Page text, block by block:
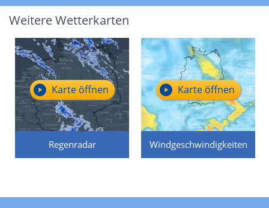
Weitere Wetterkarten
Regenradar
Karte öffnen
Windgeschwindigkeiten
Karte öffnen